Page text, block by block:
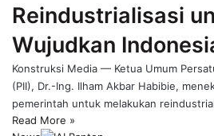
Reindustrialisasi
Wujudkan
Konstruksi Media — Ketua Umum
(PII), Dr.-Ing. Ilham Akbar Habibie,
pemerintah untuk melakukan
Read More »